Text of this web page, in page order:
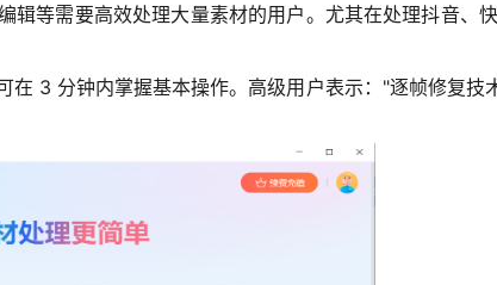
辑等需要高效处理大量素材的用户。尤其在处理抖音、
在 3 分钟内掌握基本操作。高级用户表示："逐帧修复技